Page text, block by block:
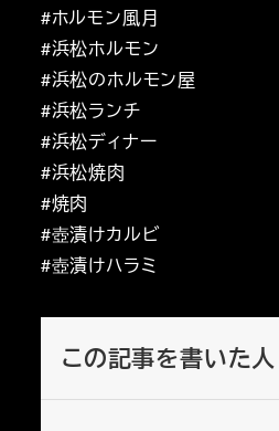
#ホルモン風月
#浜松ホルモン
#浜松のホルモン屋
#浜松ランチ
#浜松ディナー
#浜松焼肉
#焼肉
#壺漬けカルビ
#壺漬けハラミ
この記事を書いた人